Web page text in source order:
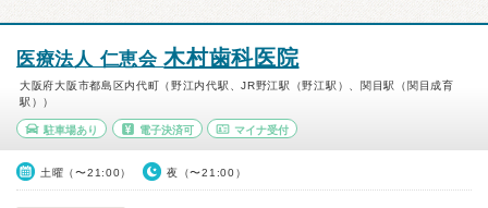
医療法人 仁恵会木村歯科医院
大阪府大阪市都島区内代町（野江内代駅、JR野江駅（野江駅）、関目駅（関目成育
駅））
駐車場あり 電子決済可 マイナ受付
土曜（〜21:00） 夜（〜21:00）